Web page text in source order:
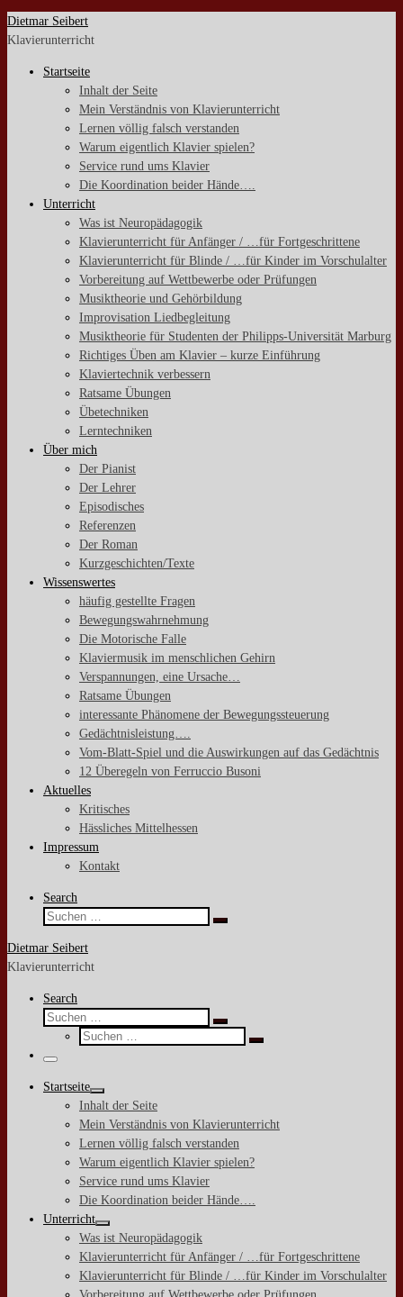
Zum
Inhalt
Dietmar Seibert
Klavierunterricht
Startseite
Inhalt der Seite
Mein Verständnis von Klavierunterricht
Lernen völlig falsch verstanden
Warum eigentlich Klavier spielen?
Service rund ums Klavier
Die Koordination beider Hände….
Unterricht
Was ist Neuropädagogik
Klavierunterricht für Anfänger / …für Fortgeschrittene
Klavierunterricht für Blinde / …für Kinder im Vorschulalter
Vorbereitung auf Wettbewerbe oder Prüfungen
Musiktheorie und Gehörbildung
Improvisation Liedbegleitung
Musiktheorie für Studenten der Philipps-Universität Marburg
Richtiges Üben am Klavier – kurze Einführung
Klaviertechnik verbessern
Ratsame Übungen
Übetechniken
Lerntechniken
Über mich
Der Pianist
Der Lehrer
Episodisches
Referenzen
Der Roman
Kurzgeschichten/Texte
Wissenswertes
häufig gestellte Fragen
Bewegungswahrnehmung
Die Motorische Falle
Klaviermusik im menschlichen Gehirn
Verspannungen, eine Ursache…
Ratsame Übungen
interessante Phänomene der Bewegungssteuerung
Gedächtnisleistung….
Vom-Blatt-Spiel und die Auswirkungen auf das Gedächtnis
12 Überegeln von Ferruccio Busoni
Aktuelles
Kritisches
Hässliches Mittelhessen
Impressum
Kontakt
Search
Suche
Suchen …
Dietmar Seibert
Klavierunterricht
Search
Suche
Suchen …
Suche
Suchen …
Menü
Startseite
Inhalt der Seite
Mein Verständnis von Klavierunterricht
Lernen völlig falsch verstanden
Warum eigentlich Klavier spielen?
Service rund ums Klavier
Die Koordination beider Hände….
Unterricht
Was ist Neuropädagogik
Klavierunterricht für Anfänger / …für Fortgeschrittene
Klavierunterricht für Blinde / …für Kinder im Vorschulalter